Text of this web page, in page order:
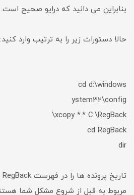
بنابراین می دانید که درایو صحیح است.
حالا دستورات زیر را به ترتیب وارد کنید:
cd d:\windows
ystem32\config
xcopy *.* C:\RegBack\
cd RegBack
dir
مربوط به قبل از شروع مشکل شما